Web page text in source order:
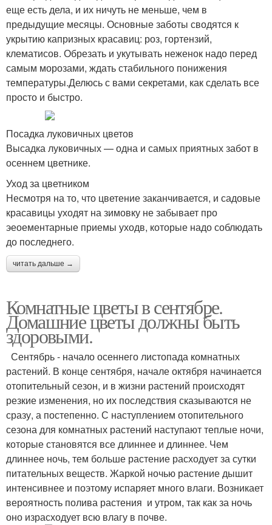
еще есть дела, и их ничуть не меньше, чем в
предыдущие месяцы. Основные заботы сводятся к
укрытию капризных красавиц: роз, гортензий,
клематисов. Обрезать и укутывать неженок надо перед
самым морозами, ждать стабильного понижения
температуры.Делюсь с вами секретами, как сделать все
просто и быстро.
Посадка луковичных цветов
Высадка луковичных — одна и самых приятных забот в
осеннем цветнике.
Уход за цветником
Несмотря на то, что цветение заканчивается, и садовые
красавицы уходят на зимовку не забывает про
эеоементарные приемы уходв, которые надо соблюдать
до последнего.
читать дальше →
Комнатные цветы в сентябре.
Домашние цветы должны быть
здоровыми.
Сентябрь - начало осеннего листопада комнатных
растений. В конце сентября, начале октября начинается
отопительный сезон, и в жизни растений происходят
резкие изменения, но их последствия сказываются не
сразу, а постепенно. С наступлением отопительного
сезона для комнатных растений наступают теплые ночи,
которые становятся все длиннее и длиннее. Чем
длиннее ночь, тем больше растение расходует за сутки
питательных веществ. Жаркой ночью растение дышит
интенсивнее и поэтому испаряет много влаги. Возникает
вероятность полива растения и утром, так как за ночь
оно израсходует всю влагу в почве.